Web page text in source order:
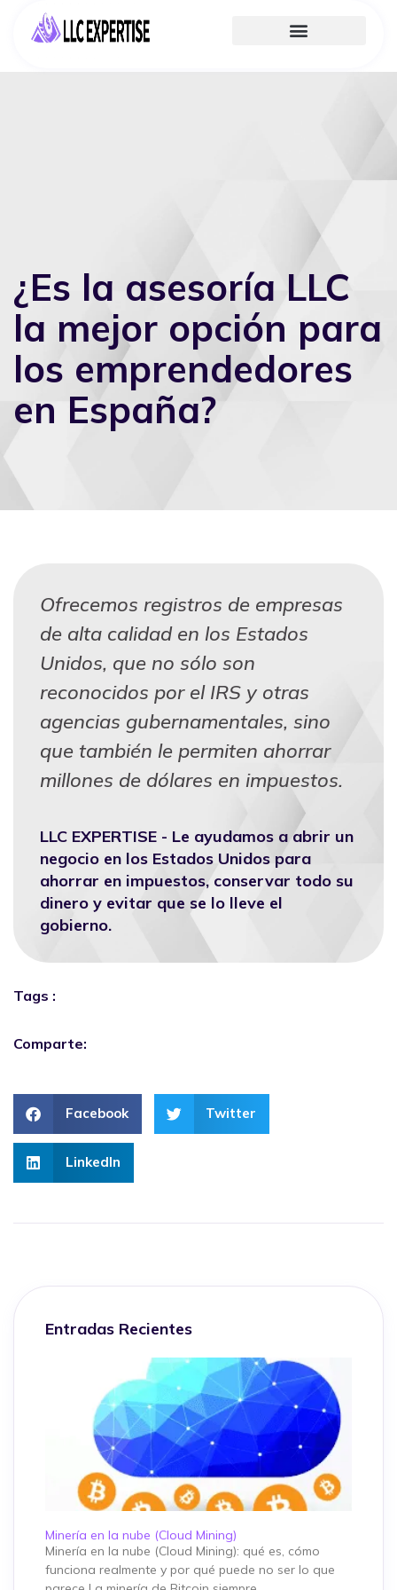
¿Es la asesoría LLC
la mejor opción para
los emprendedores
en España?
Entradas Recientes
Minería en la nube (Cloud Mining)
Minería en la nube (Cloud Mining): qué es, cómo
funciona realmente y por qué puede no ser lo que
Ofrecemos registros de empresas
de alta calidad en los Estados
Unidos, que no sólo son
reconocidos por el IRS y otras
agencias gubernamentales, sino
que también le permiten ahorrar
millones de dólares en impuestos.
LLC EXPERTISE - Le ayudamos a abrir un
negocio en los Estados Unidos para
ahorrar en impuestos, conservar todo su
dinero y evitar que se lo lleve el
gobierno.
Tags :
Comparte:
Facebook Twitter
LinkedIn